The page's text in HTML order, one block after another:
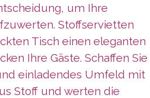
um Ihre
Stoffservietten
Tisch einen eleganten
Ihre Gäste. Schaffen Sie
einladendes Umfeld mit
Stoff und werten die